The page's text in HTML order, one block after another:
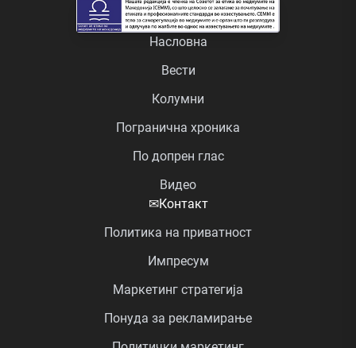
Насловна
Вести
Колумни
Погранична хроника
По допрен глас
Видео
✉Контакт
Политика на приватност
Импресум
Маркетинг стратегија
Понуда за рекламирање